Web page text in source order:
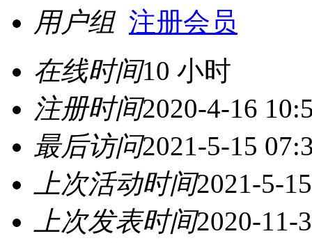
用户组 注册会员
在线时间10 小时
注册时间2020-4-16
最后访问2021-5-15
上次活动时间2021-5-
上次发表时间2020-11-